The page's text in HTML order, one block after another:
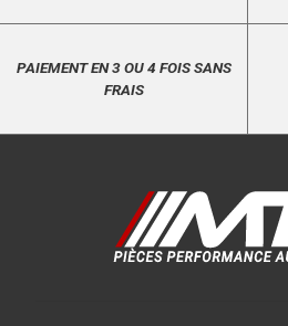
PAIEMENT EN 3 OU 4 FOIS SANS
FRAIS